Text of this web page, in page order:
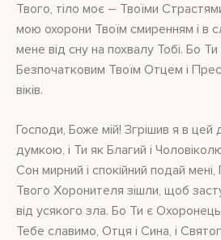
Твого, тіло моє – Твоїми
мою охорони Твоїм смиренням і в
мене від сну на похвалу Тобі. Бо
Безпочатковим Твоїм Отцем і
віків.
Господи, Боже мій! Згрішив я в цей
думкою, і Ти як Благий і
Сон мирний і спокійний подай мені,
Твого Хоронителя зішли, щоб
від усякого зла. Бо Ти є Охоронець
Тебе славимо, Отця і Сина, і